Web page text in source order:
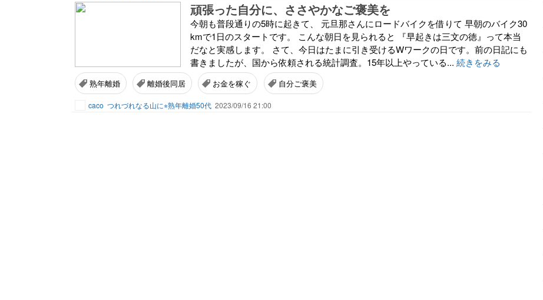
頑張った自分に、ささやかなご褒美を
今朝も普段通りの5時に起きて、 元旦那さんにロードバイクを借りて 早朝のバイク30
kmで1日のスタートです。 こんな朝日を見られると 『早起きは三文の徳』って本当
だなと実感します。 さて、今日はたまに引き受けるWワークの日です。前の日記にも
書きましたが、国から依頼される統計調査。15年以上やっている... 続きをみる
熟年離婚 離婚後同居 お金を稼ぐ 自分ご褒美
caco つれづれなる山に⭐︎熟年離婚50代 2023/09/16 21:00